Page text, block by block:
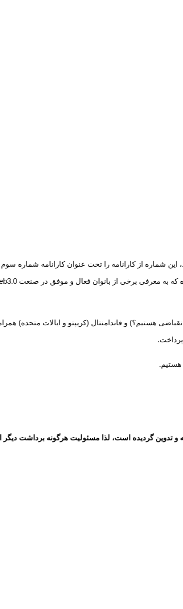
انقباضی هستیم؟) و فاندامنتال (کریپتو و ایالات
هستیم.
و تدوین گردیده است، لذا مسئولیت هرگونه برداشت دیگر